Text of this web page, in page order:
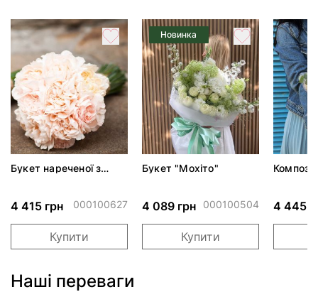
Букет нареченої з
4 415 грн 000100627
Купити
Новинка
Букет "Мохіто"
4 089 грн 000100504
Купити
4 445
Наші переваги